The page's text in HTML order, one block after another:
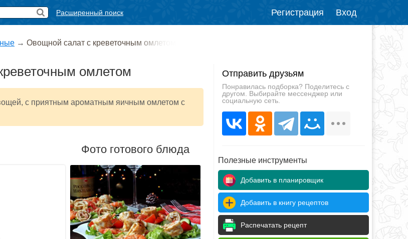
Расширенный поиск Регистрация Вход
→ Овощной салат с креветочным омлетом
омлетом
с приятным ароматным яичным омлетом с
Фото готового блюда
Отправить друзьям
Понравилась подборка? Поделитесь с
другом. Выбирайте мессенджер или
социальную сеть.
Полезные инструменты
Добавить в планировщик
Добавить в книгу рецептов
Распечатать рецепт